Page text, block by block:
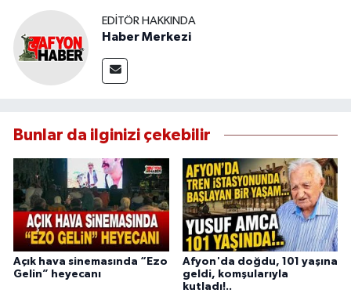
EDITÖR HAKKINDA
Haber Merkezi
Bunlar da ilginizi çekebilir
Açık hava sinemasında “Ezo
Gelin” heyecanı
Afyon'da doğdu, 101 yaşına
geldi, komşularıyla
kutladı!..